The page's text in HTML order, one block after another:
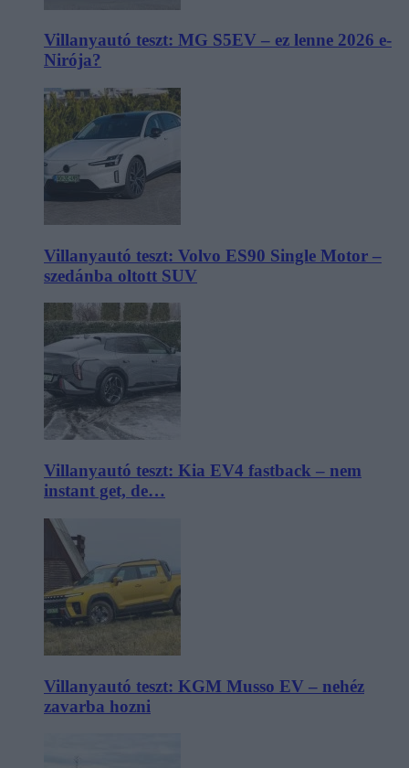
Villanyautó teszt: MG S5EV – ez lenne 2026 e-
Nirója?
Villanyautó teszt: Volvo ES90 Single Motor –
szedánba oltott SUV
Villanyautó teszt: Kia EV4 fastback – nem
instant get, de…
Villanyautó teszt: KGM Musso EV – nehéz
zavarba hozni